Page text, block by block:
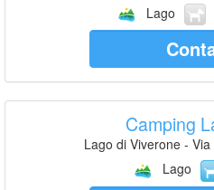
Lago
Camping
Lago di Viverone -
Lago